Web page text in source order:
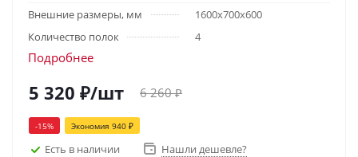
Внешние размеры, мм
1600х700х600
Количество полок
4
Подробнее
5 320 ₽/шт 6 260₽
-15% Экономия 940 ₽
Есть в наличии Нашли дешевле?